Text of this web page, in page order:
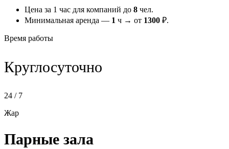
Цена за 1 час для компаний до 8 чел.
Минимальная аренда — 1 ч → от 1300 ₽.
Время работы
Круглосуточно
24 / 7
Жар
Парные зала